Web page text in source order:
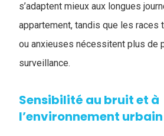
s’adaptent mieux aux longues
appartement, tandis que les races
ou anxieuses nécessitent plus de
surveillance.
Sensibilité au bruit et à
l’environnement urbain